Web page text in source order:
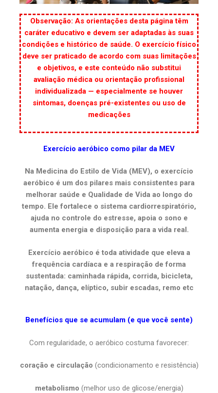
Observação: As orientações desta página têm
caráter educativo e devem ser adaptadas às suas
condições e histórico de saúde. O exercício físico
deve ser praticado de acordo com suas limitações
e objetivos, e este conteúdo não substitui
avaliação médica ou orientação profissional
individualizada — especialmente se houver
sintomas, doenças pré-existentes ou uso de
medicações
Exercício aeróbico como pilar da MEV
Na Medicina do Estilo de Vida (MEV), o exercício
aeróbico é um dos pilares mais consistentes para
melhorar saúde e Qualidade de Vida ao longo do
tempo. Ele fortalece o sistema cardiorrespiratório,
ajuda no controle do estresse, apoia o sono e
aumenta energia e disposição para a vida real.
Exercício aeróbico é toda atividade que eleva a
frequência cardíaca e a respiração de forma
sustentada: caminhada rápida, corrida, bicicleta,
natação, dança, elíptico, subir escadas, remo etc
Benefícios que se acumulam (e que você sente)
Com regularidade, o aeróbico costuma favorecer:
coração e circulação (condicionamento e resistência)
metabolismo (melhor uso de glicose/energia)